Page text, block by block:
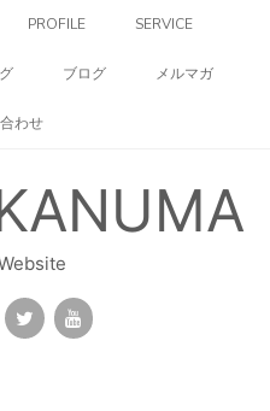
PROFILE SERVICE
ブログ メルマガ
わせ